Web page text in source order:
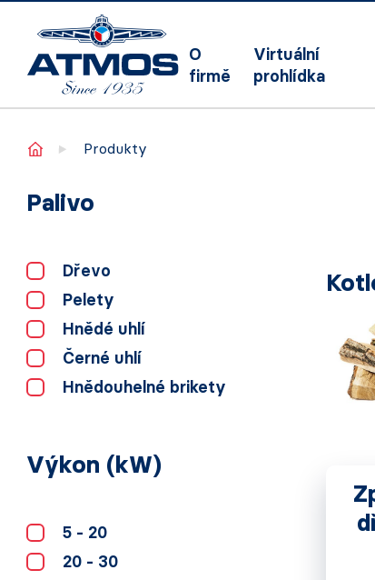
O
firmě
Virtuální
prohlídka
Home Produkty
Palivo
Dřevo
Pelety
Hnědé uhlí
Černé uhlí
Hnědouhelné brikety
Výkon (kW)
5 - 20
20 - 30